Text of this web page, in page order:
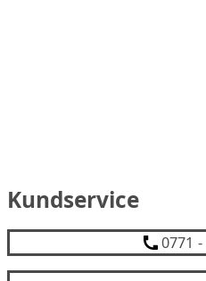
Kundservice
0771